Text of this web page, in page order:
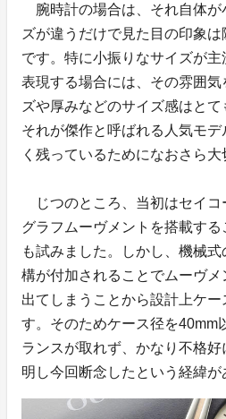
腕時計の場合は、それ自体が
ズが違うだけで見た目の印象
です。特に小振りなサイズが
表現する場合には、その雰囲
ズや厚みなどのサイズ感はとて
それが傑作と呼ばれる人気モ
く残っているためになおさら大
じつのところ、当初はセイコ
グラフムーヴメントを搭載す
も試みました。しかし、機械
構が付加されることでムーヴメ
出てしまうことから設計上ケー
す。そのためケース径を40mm
ランスが取れず、かなり不格好
明し今回断念したという経緯が